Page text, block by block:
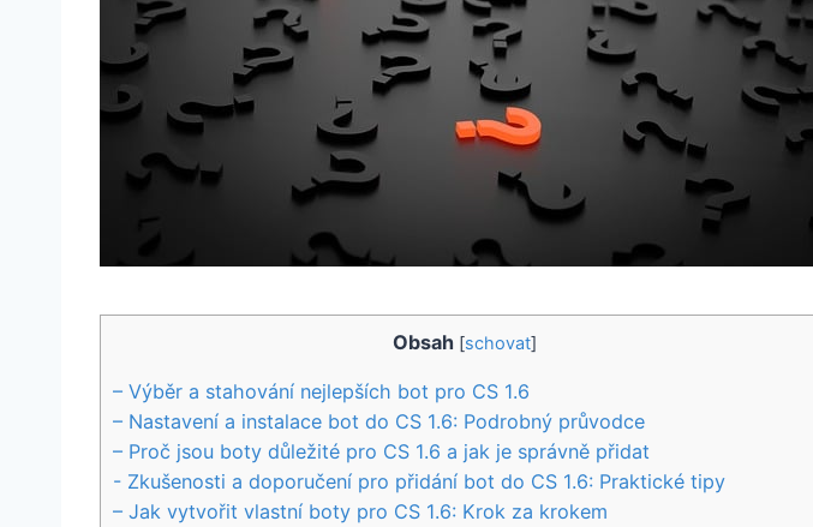
Obsah [schovat]
– Výběr a⁣ stahování nejlepších bot pro CS 1.6
– Nastavení a instalace bot do‌ CS 1.6: Podrobný průvodce
– Proč jsou boty důležité pro CS 1.6 a jak je správně přidat
-‌ Zkušenosti a doporučení pro ⁤přidání bot do CS 1.6: Praktické tipy
– Jak vytvořit vlastní boty pro CS 1.6: Krok⁢ za krokem